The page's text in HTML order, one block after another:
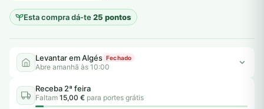
Esta compra dá-te25 pontos
Levantar em Algés Fechado
Abre amanhã às 10:00
Receba 2ª feira
Faltam 15,00 € para portes grátis